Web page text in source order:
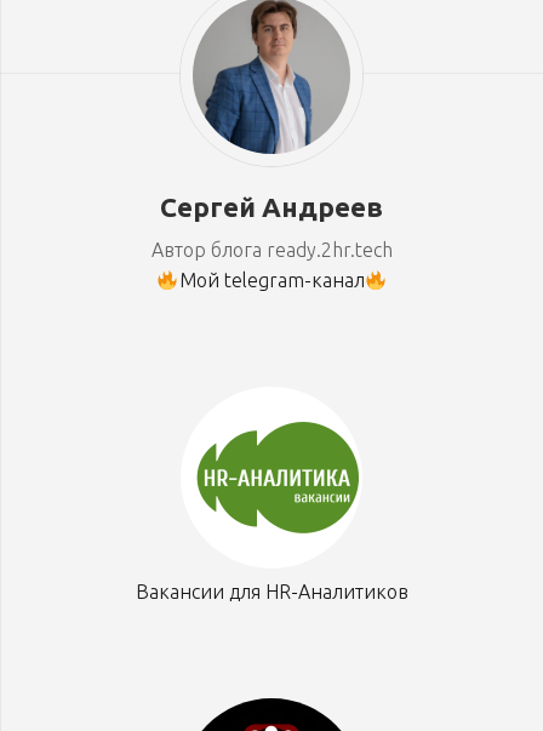
Сергей Андреев
Автор блога ready.2hr.tech
Мой telegram-канал
Вакансии для HR-Аналитиков